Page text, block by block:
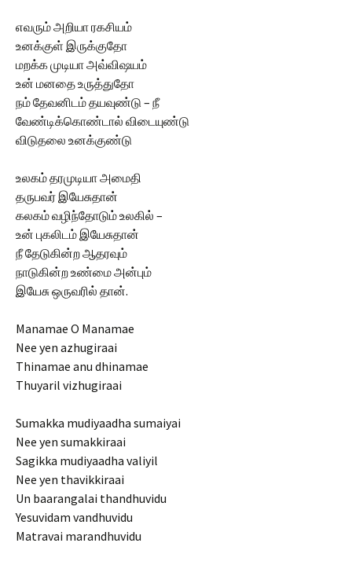
எவரும் அறியா ரகசியம்
உனக்குள் இருக்குதோ
மறக்க முடியா அவ்விஷயம்
உன் மனதை உருத்துதோ
நம் தேவனிடம் தயவுண்டு – நீ
வேண்டிக்கொண்டால் விடையுண்டு
விடுதலை உனக்குண்டு
உலகம் தரமுடியா அமைதி
தருபவர் இயேசுதான்
கலகம் வழிந்தோடும் உலகில் –
உன் புகலிடம் இயேசுதான்
நீ தேடுகின்ற ஆதரவும்
நாடுகின்ற உண்மை அன்பும்
இயேசு ஒருவரில் தான்.
Manamae O Manamae
Nee yen azhugiraai
Thinamae anu dhinamae
Thuyaril vizhugiraai
Sumakka mudiyaadha sumaiyai
Nee yen sumakkiraai
Sagikka mudiyaadha valiyil
Nee yen thavikkiraai
Un baarangalai thandhuvidu
Yesuvidam vandhuvidu
Matravai marandhuvidu